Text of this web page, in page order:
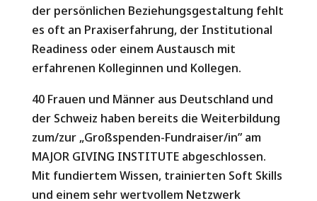
der persönlichen Beziehungsgestaltung fehlt
es oft an Praxiserfahrung, der Institutional
Readiness oder einem Austausch mit
erfahrenen Kolleginnen und Kollegen.
40 Frauen und Männer aus Deutschland und
der Schweiz haben bereits die Weiterbildung
zum/zur „Großspenden-Fundraiser/in” am
MAJOR GIVING INSTITUTE abgeschlossen.
Mit fundiertem Wissen, trainierten Soft Skills
und einem sehr wertvollem Netzwerk